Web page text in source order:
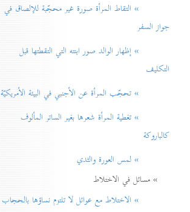
» التقاط المرأة صورة غير محجّبة للإلصاق في
جواز السفر
» إظهار الوالد صور ابنته التي التقطتها قبل
التكليف
» تحجّب المرأة عن الأجنبي في البيئة الأمريكيّة
» تغطية المرأة شعرها بغير الساتر المألوف
كالباروكة
» لمس العورة والثدي
» مسائل في الاختلاط
» الاختلاط مع عوائل لا تلتزم نساؤها بالحجاب